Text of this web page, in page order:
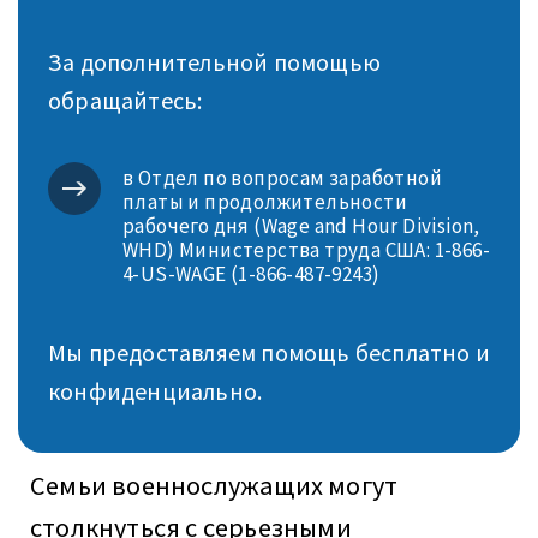
Семьи военнослужащих могут
столкнуться с серьезными
За дополнительной помощью
обращайтесь:
в Отдел по вопросам заработной
платы и продолжительности
рабочего дня (Wage and Hour Division,
WHD) Министерства труда США: 1-866-
4-US-WAGE (1-866-487-9243)
Мы предоставляем помощь бесплатно и
конфиденциально.